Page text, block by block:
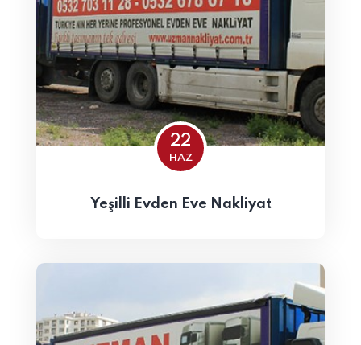
22
HAZ
Yeşilli Evden Eve Nakliyat